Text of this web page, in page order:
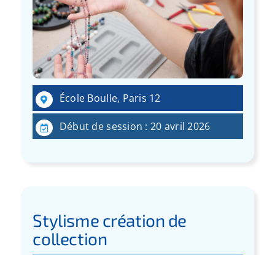
École Boulle, Paris 12
Début de session : 20 avril 2026
Stylisme création de
collection